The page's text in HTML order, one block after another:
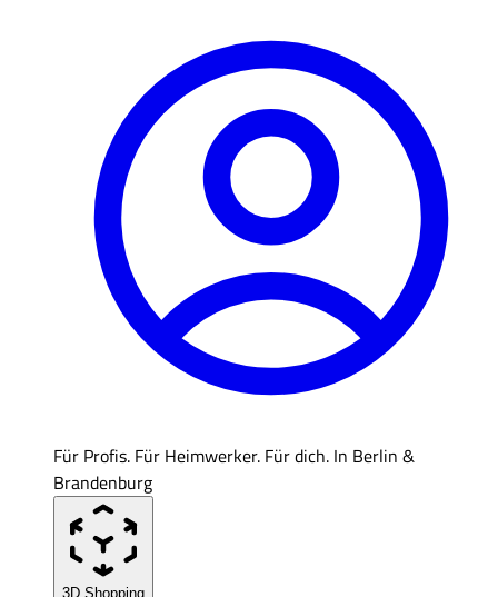
Für Profis. Für Heimwerker. Für dich. In Berlin &
Brandenburg
3D Shopping